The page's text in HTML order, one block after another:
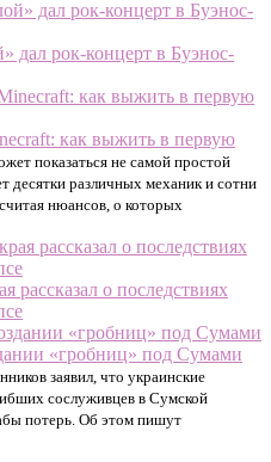
дал рок-концерт в Буэнос-
как выжить в первую
показаться не самой простой
десятки различных механик и сотни
нюансов, о которых
рассказал о последствиях
«гробниц» под Сумами
заявил, что украинские
сослуживцев в Сумской
потерь. Об этом пишут